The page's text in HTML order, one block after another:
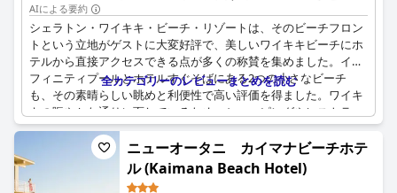
AIによる要約
シェラトン・ワイキキ・ビーチ・リゾートは、そのビーチフロン
トという立地がゲストに大変好評で、美しいワイキキビーチにホ
テルから直接アクセスできる点が多くの称賛を集めました。イン
フィニティプールとホテルすぐそばにある2つの小さなビーチ
も、その素晴らしい眺めと利便性で高い評価を得ました。ワイキ
キの賑やかな通りに面しているため、ショッピングやレストラ
ン、そしてワイキキのビーチサイドとストリートサイドのアクシ
ョンへのアクセスも抜群です。オーシャンフロントの眺めとバル
コニー付きの客室は、息をのむようなビーチの景色を最大限に満
喫したい方に最適です。ホテル隣接のビーチエリアはボートの往
全カテゴリーのレビューまとめを読む
ニューオータニ カイマナビーチホテ
ル (Kaimana Beach Hotel)